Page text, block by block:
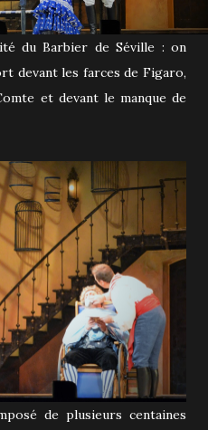
du Barbier de Séville : on
devant les farces de Figaro,
et devant le manque de
de plusieurs centaines